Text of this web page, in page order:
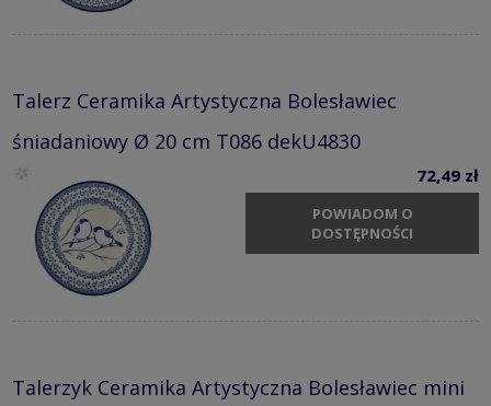
Talerz Ceramika Artystyczna Bolesławiec
śniadaniowy Ø 20 cm T086 dekU4830
72,49 zł
POWIADOM O
DOSTĘPNOŚCI
Talerzyk Ceramika Artystyczna Bolesławiec mini